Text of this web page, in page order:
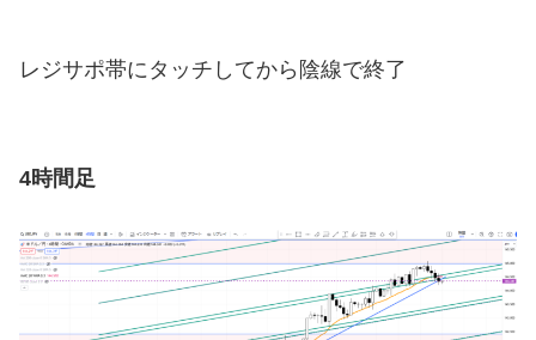
レジサポ帯にタッチしてから陰線で終了
4時間足